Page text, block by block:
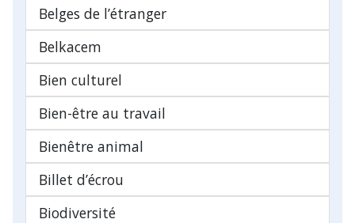
Belges de l’étranger
Belkacem
Bien culturel
Bien-être au travail
Bienêtre animal
Billet d’écrou
Biodiversité